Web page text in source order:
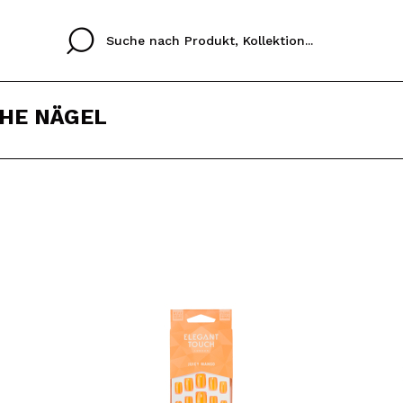
Durch die Erstellung
Einkäufe schnell
NÄGEL